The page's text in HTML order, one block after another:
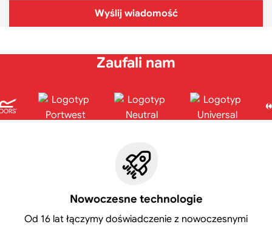
Wyślij wiadomość
Zaufali nam
Nowoczesne technologie
Od 16 lat łączymy doświadczenie z nowoczesnymi